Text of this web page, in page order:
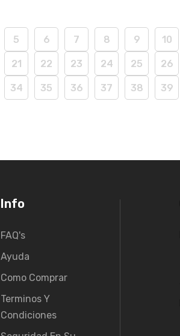
5 6 7 8 9 10
21 22 23 24 25 26
34 35 36 37 38 39
Info
FAQ's
Ayuda
Como Comprar
Terminos Y
Condiciones